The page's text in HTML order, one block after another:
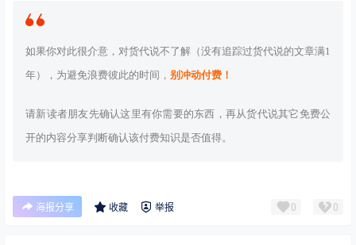
如果你对此很介意，对货代说不了解（没有追踪过货代说的文章满1
年），为避免浪费彼此的时间， 别冲动付费！
请新读者朋友先确认这里有你需要的东西，再从货代说其它免费公
开的内容分享判断确认该付费知识是否值得。
海报分享 收藏 举报 0 0